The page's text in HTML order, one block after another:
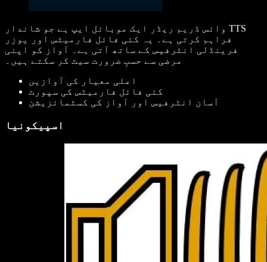
وائس ڈریم ریڈر ایک موبائل ایپ ہے جو شاندار TTS
فراہم کرتی ہے۔ یہ کئی فائل فارمیٹس اور یوزر
فرینڈلی انٹرفیس کے ساتھ آتی ہے۔ آواز کو اپنی
مرضی سے حسبِ ضرورت سیٹ کر سکتے ہیں۔
اعلی معیار کی آوازیں
کئی فائل فارمیٹس کی سپورٹ
آسان انٹرفیس اور آواز کی کسٹمائزیشن
اسپیکونیا